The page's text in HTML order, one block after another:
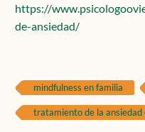
https://
de-ansiedad/
mindfulness en familia
tratamiento de la ansiedad